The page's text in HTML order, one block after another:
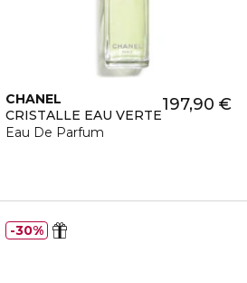
CHANEL
CRISTALLE EAU VERTE
Eau De Parfum
197,90 €
30%